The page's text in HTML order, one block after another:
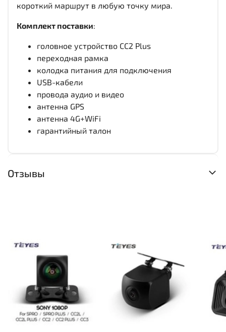
короткий маршрут в любую точку мира.
Комплект поставки:
головное устройство CC2 Plus
переходная рамка
колодка питания для подключения
USB-кабели
провода аудио и видео
антенна GPS
антенна 4G+WiFi
гарантийный талон
Отзывы